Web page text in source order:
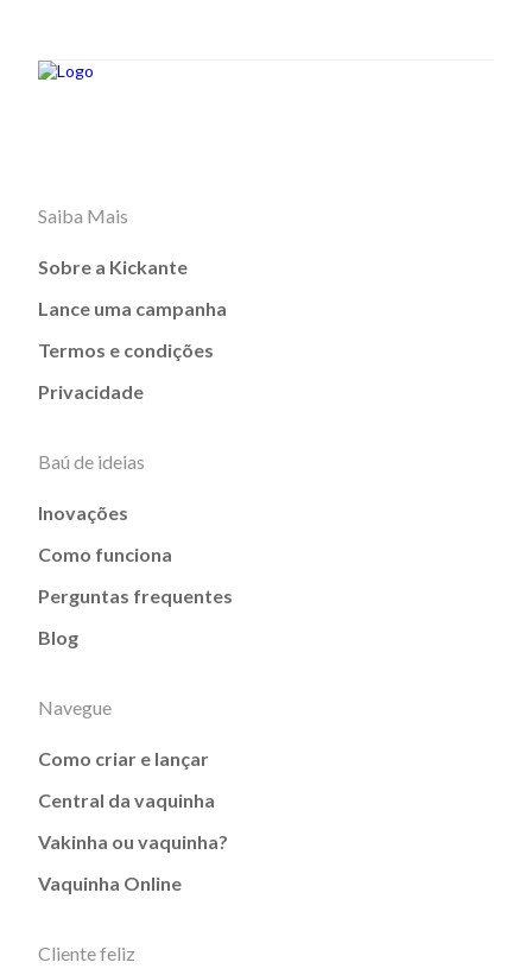
Saiba Mais
Sobre a Kickante
Lance uma campanha
Termos e condições
Privacidade
Baú de ideias
Inovações
Como funciona
Perguntas frequentes
Blog
Navegue
Como criar e lançar
Central da vaquinha
Vakinha ou vaquinha?
Vaquinha Online
Cliente feliz